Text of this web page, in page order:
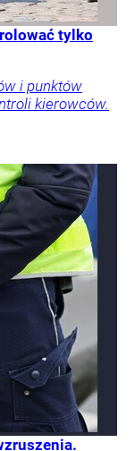
tylko
i punktów
kierowców.